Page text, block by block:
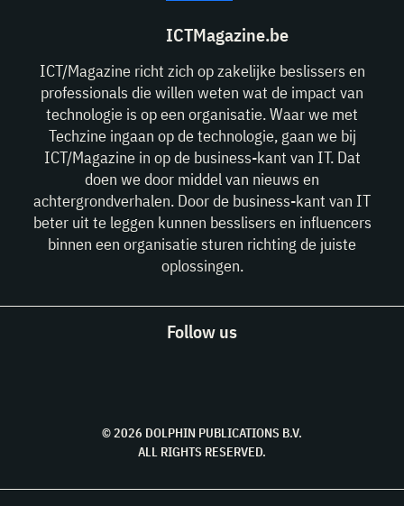
ICTMagazine.be
ICT/Magazine richt zich op zakelijke beslissers en
professionals die willen weten wat de impact van
technologie is op een organisatie. Waar we met
Techzine ingaan op de technologie, gaan we bij
ICT/Magazine in op de business-kant van IT. Dat
doen we door middel van nieuws en
achtergrondverhalen. Door de business-kant van IT
beter uit te leggen kunnen besslisers en influencers
binnen een organisatie sturen richting de juiste
oplossingen.
Follow us
© 2026 DOLPHIN PUBLICATIONS B.V.
ALL RIGHTS RESERVED.